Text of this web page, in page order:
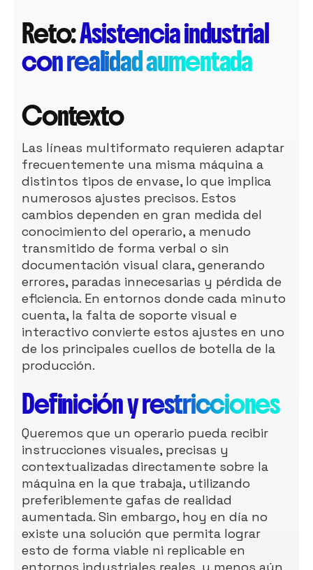
Reto:Asistencia industrial
con realidad aumentada
Contexto
Las líneas multiformato requieren adaptar
frecuentemente una misma máquina a
distintos tipos de envase, lo que implica
numerosos ajustes precisos. Estos
cambios dependen en gran medida del
conocimiento del operario, a menudo
transmitido de forma verbal o sin
documentación visual clara, generando
errores, paradas innecesarias y pérdida de
eficiencia. En entornos donde cada minuto
cuenta, la falta de soporte visual e
interactivo convierte estos ajustes en uno
de los principales cuellos de botella de la
producción.
Definición y restricciones
Queremos que un operario pueda recibir
instrucciones visuales, precisas y
contextualizadas directamente sobre la
máquina en la que trabaja, utilizando
preferiblemente gafas de realidad
aumentada. Sin embargo, hoy en día no
existe una solución que permita lograr
esto de forma viable ni replicable en